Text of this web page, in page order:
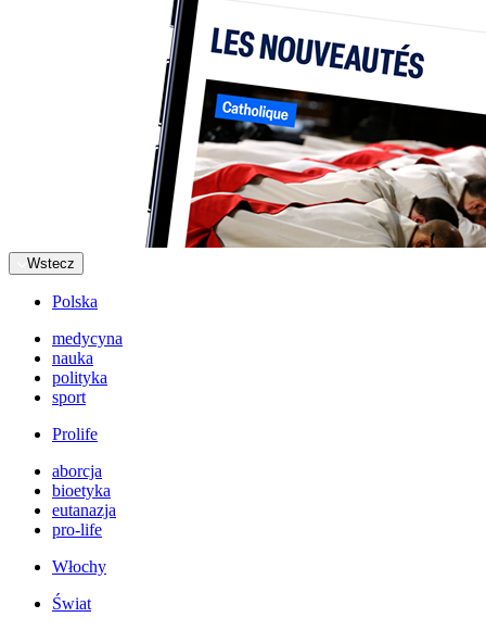
Wstecz
Polska
medycyna
nauka
polityka
sport
Prolife
aborcja
bioetyka
eutanazja
pro-life
Włochy
Świat